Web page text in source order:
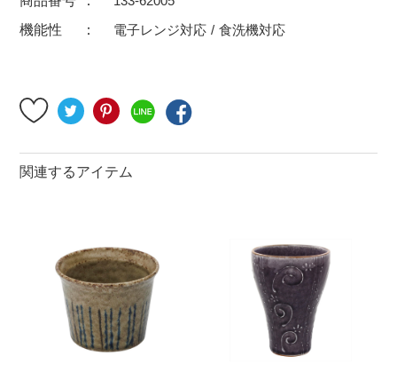
ブランド・窯名・作家名
特集
カラー
機能性
手ざわり
機能性
電子レンジ対応 食洗機対応
関連するアイテム